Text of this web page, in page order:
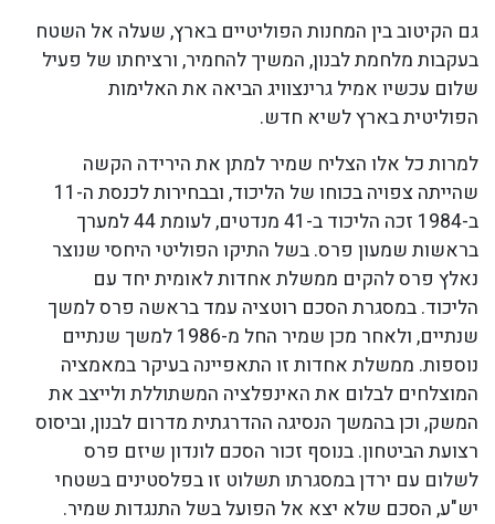
גם הקיטוב בין המחנות הפוליטיים בארץ, שעלה אל השטח
בעקבות מלחמת לבנון, המשיך להחמיר, ורציחתו של פעיל
שלום עכשיו אמיל גרינצוויג הביאה את האלימות
הפוליטית בארץ לשיא חדש.
למרות כל אלו הצליח שמיר למתן את הירידה הקשה
שהייתה צפויה בכוחו של הליכוד, ובבחירות לכנסת ה-11
ב-1984 זכה הליכוד ב-41 מנדטים, לעומת 44 למערך
בראשות שמעון פרס. בשל התיקו הפוליטי היחסי שנוצר
נאלץ פרס להקים ממשלת אחדות לאומית יחד עם
הליכוד. במסגרת הסכם רוטציה עמד בראשה פרס למשך
שנתיים, ולאחר מכן שמיר החל מ-1986 למשך שנתיים
נוספות. ממשלת אחדות זו התאפיינה בעיקר במאמציה
המוצלחים לבלום את האינפלציה המשתוללת ולייצב את
המשק, וכן בהמשך הנסיגה ההדרגתית מדרום לבנון, וביסוס
רצועת הביטחון. בנוסף זכור הסכם לונדון שיזם פרס
לשלום עם ירדן במסגרתו תשלוט זו בפלסטינים בשטחי
יש"ע, הסכם שלא יצא אל הפועל בשל התנגדות שמיר.